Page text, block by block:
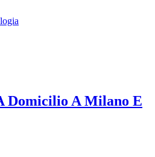
Domicilio A Milano E